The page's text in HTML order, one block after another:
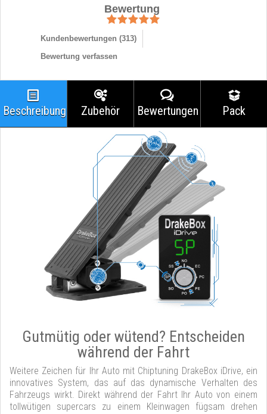
Bewertung
Kundenbewertungen (313)
Bewertung verfassen
Beschreibung Zubehör Bewertungen Pack
Gutmütig oder wütend? Entscheiden
während der Fahrt
Weitere Zeichen für Ihr Auto mit Chiptuning DrakeBox iDrive, ein
innovatives System, das auf das dynamische Verhalten des
Fahrzeugs wirkt. Direkt während der Fahrt Ihr Auto von einem
tollwütigen supercars zu einem Kleinwagen fügsam drehen